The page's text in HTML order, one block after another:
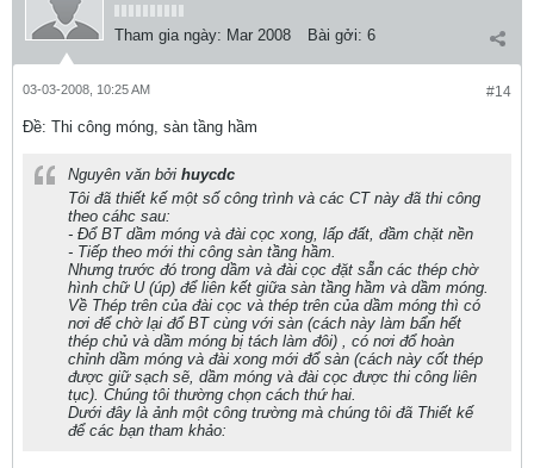
Tham gia ngày: Mar 2008 Bài gởi: 6
#14
03-03-2008, 10:25 AM
Ðề: Thi công móng, sàn tầng hầm
Nguyên văn bởi huycdc
Tôi đã thiết kế một số công trình và các CT này đã thi công
theo cáhc sau:
- Đổ BT dầm móng và đài cọc xong, lấp đất, đầm chặt nền
- Tiếp theo mới thi công sàn tầng hầm.
Nhưng trước đó trong dầm và đài cọc đặt sẵn các thép chờ
hình chữ U (úp) để liên kết giữa sàn tầng hầm và dầm móng.
Về Thép trên của đài cọc và thép trên của dầm móng thì có
nơi để chờ lại đổ BT cùng với sàn (cách này làm bẩn hết
thép chủ và dầm móng bị tách làm đôi) , có nơi đổ hoàn
chỉnh dầm móng và đài xong mới đổ sàn (cách này cốt thép
được giữ sạch sẽ, dầm móng và đài cọc được thi công liên
tục). Chúng tôi thường chọn cách thứ hai.
Dưới đây là ảnh một công trường mà chúng tôi đã Thiết kế
để các bạn tham khảo: